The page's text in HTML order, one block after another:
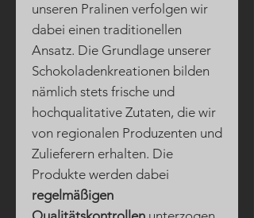
unseren Pralinen verfolgen wir
dabei einen traditionellen
Ansatz. Die Grundlage unserer
Schokoladenkreationen bilden
nämlich stets frische und
hochqualitative Zutaten, die wir
von regionalen Produzenten und
Zulieferern erhalten. Die
Produkte werden dabei
regelmäßigen